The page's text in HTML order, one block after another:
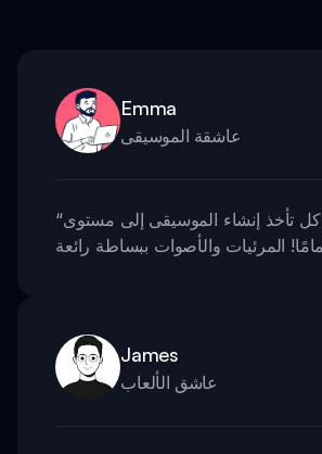
Emma
عاشقة الموسيقى
“تأخذ إنشاء الموسيقى إلى مستوى
James
عاشق الألعاب